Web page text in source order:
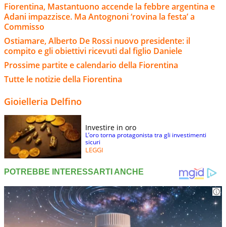
Fiorentina, Mastantuono accende la febbre argentina e
Adani impazzisce. Ma Antognoni ‘rovina la festa’ a
Commisso
Ostiamare, Alberto De Rossi nuovo presidente: il
compito e gli obiettivi ricevuti dal figlio Daniele
Prossime partite e calendario della Fiorentina
Tutte le notizie della Fiorentina
Gioielleria Delfino
Investire in oro
L’oro torna protagonista tra gli investimenti
sicuri
LEGGI